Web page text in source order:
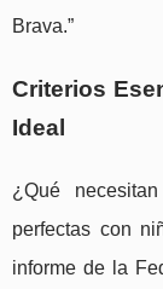
Brava.”
Criterios
Ideal
¿Qué
perfectas con
informe de la